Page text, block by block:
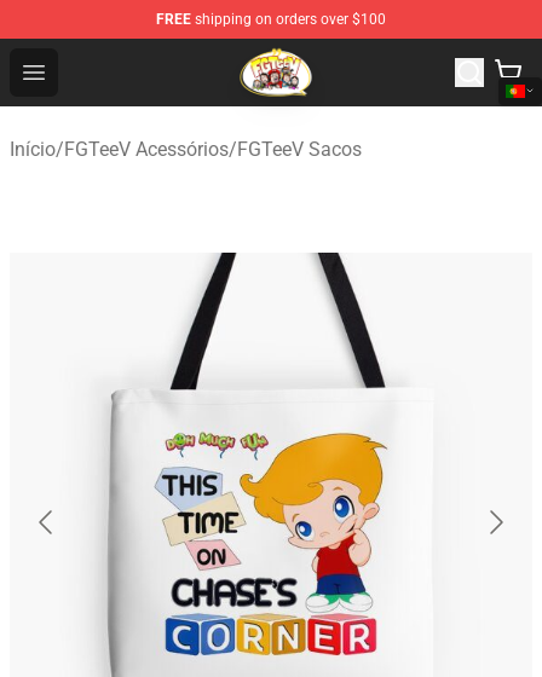
FREE shipping on orders over $100
Open menu
FGTeeV Store - Official FGTeeV Merchandise Shop
Início/FGTeeV Acessórios/FGTeeV Sacos